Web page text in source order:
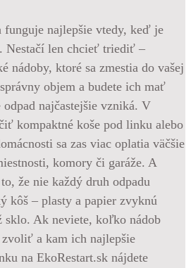
funguje najlepšie vtedy, keď je
Nestačí len chcieť triediť –
nádoby, ktoré sa zmestia do vašej
objem a budete ich mať
odpad najčastejšie vzniká. V
kompaktné koše pod linku alebo
sa zas viac oplatia väčšie
komory či garáže. A
že nie každý druh odpadu
kôš – plasty a papier zvyknú
sklo. Ak neviete, koľko nádob
a kam ich najlepšie
na EkoRestart.sk nájdete